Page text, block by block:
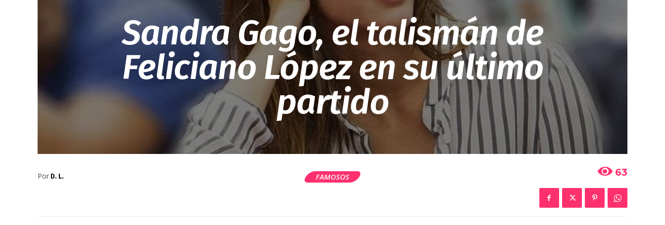
Sandra Gago, el talismán de
Feliciano López en su último
partido
Por D. L. FAMOSOS 63